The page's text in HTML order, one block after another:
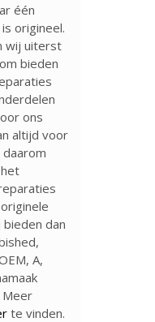
één
origineel.
wij uiterst
bieden
ons
altijd voor
dan
A,
Meer
te vinden.